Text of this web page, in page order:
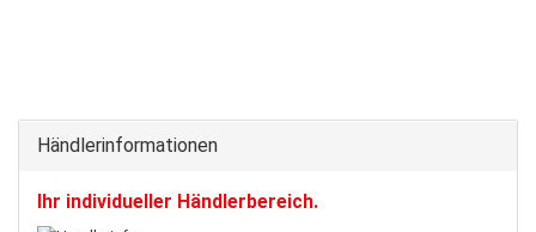
Händlerinformationen
Ihr individueller Händlerbereich.